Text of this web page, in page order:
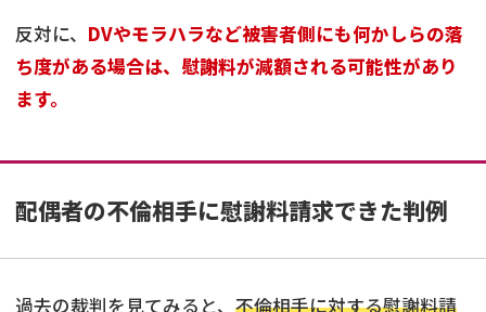
反対に、 DVやモラハラなど被害者側にも何かしらの落
ち度がある場合は、慰謝料が減額される可能性があり
ます。
配偶者の不倫相手に慰謝料請求できた判例
過去の裁判を見てみると、 不倫相手に対する慰謝料請